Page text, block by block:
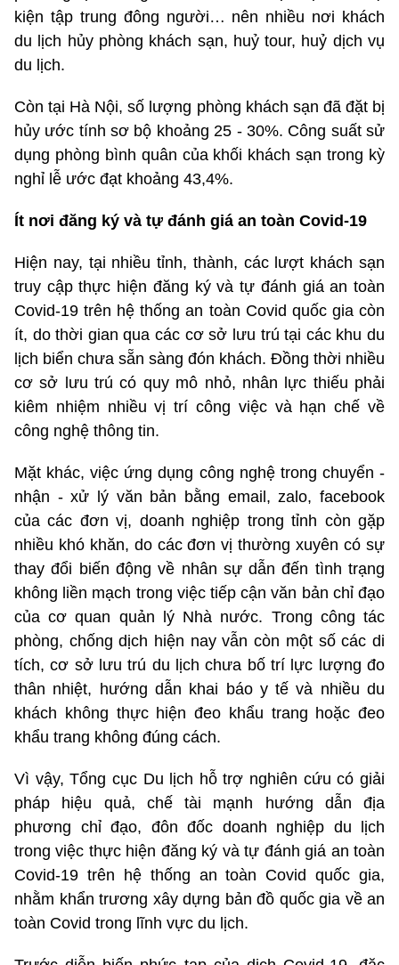
kiện tập trung đông người… nên nhiều nơi khách
du lịch hủy phòng khách sạn, huỷ tour, huỷ dịch vụ
du lịch.
Còn tại Hà Nội, số lượng phòng khách sạn đã đặt bị
hủy ước tính sơ bộ khoảng 25 - 30%. Công suất sử
dụng phòng bình quân của khối khách sạn trong kỳ
nghỉ lễ ước đạt khoảng 43,4%.
Ít nơi đăng ký và tự đánh giá an toàn Covid-19
Hiện nay, tại nhiều tỉnh, thành, các lượt khách sạn
truy cập thực hiện đăng ký và tự đánh giá an toàn
Covid-19 trên hệ thống an toàn Covid quốc gia còn
ít, do thời gian qua các cơ sở lưu trú tại các khu du
lịch biển chưa sẵn sàng đón khách. Đồng thời nhiều
cơ sở lưu trú có quy mô nhỏ, nhân lực thiếu phải
kiêm nhiệm nhiều vị trí công việc và hạn chế về
công nghệ thông tin.
Mặt khác, việc ứng dụng công nghệ trong chuyển -
nhận - xử lý văn bản bằng email, zalo, facebook
của các đơn vị, doanh nghiệp trong tỉnh còn gặp
nhiều khó khăn, do các đơn vị thường xuyên có sự
thay đổi biến động về nhân sự dẫn đến tình trạng
không liền mạch trong việc tiếp cận văn bản chỉ đạo
của cơ quan quản lý Nhà nước. Trong công tác
phòng, chống dịch hiện nay vẫn còn một số các di
tích, cơ sở lưu trú du lịch chưa bố trí lực lượng đo
thân nhiệt, hướng dẫn khai báo y tế và nhiều du
khách không thực hiện đeo khẩu trang hoặc đeo
khẩu trang không đúng cách.
Vì vậy, Tổng cục Du lịch hỗ trợ nghiên cứu có giải
pháp hiệu quả, chế tài mạnh hướng dẫn địa
phương chỉ đạo, đôn đốc doanh nghiệp du lịch
trong việc thực hiện đăng ký và tự đánh giá an toàn
Covid-19 trên hệ thống an toàn Covid quốc gia,
nhằm khẩn trương xây dựng bản đồ quốc gia về an
toàn Covid trong lĩnh vực du lịch.